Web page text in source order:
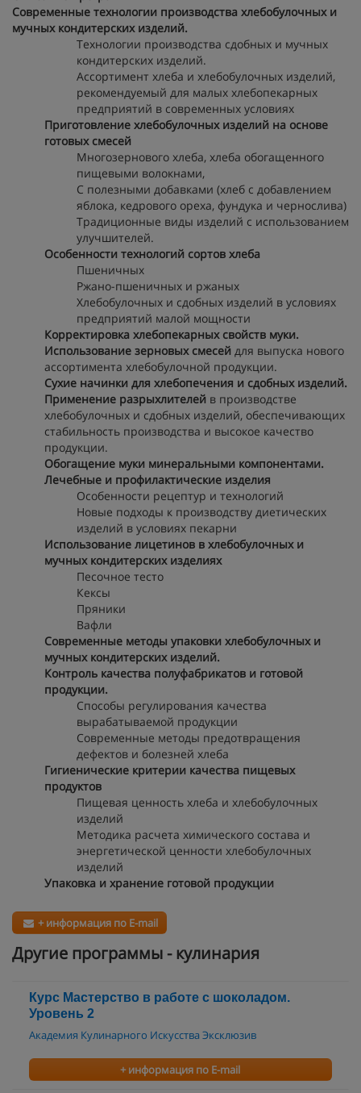
Современные технологии производства хлебобулочных и
мучных кондитерских изделий.
Технологии производства сдобных и мучных
кондитерских изделий.
Ассортимент хлеба и хлебобулочных изделий,
рекомендуемый для малых хлебопекарных
предприятий в современных условиях
Приготовление хлебобулочных изделий на основе
готовых смесей
Многозернового хлеба, хлеба обогащенного
пищевыми волокнами,
С полезными добавками (хлеб с добавлением
яблока, кедрового ореха, фундука и чернослива)
Традиционные виды изделий с использованием
улучшителей.
Особенности технологий сортов хлеба
Пшеничных
Ржано-пшеничных и ржаных
Хлебобулочных и сдобных изделий в условиях
предприятий малой мощности
Корректировка хлебопекарных свойств муки.
Использование зерновых смесей для выпуска нового
ассортимента хлебобулочной продукции.
Сухие начинки для хлебопечения и сдобных изделий.
Применение разрыхлителей в производстве
хлебобулочных и сдобных изделий, обеспечивающих
стабильность производства и высокое качество
продукции.
Обогащение муки минеральными компонентами.
Лечебные и профилактические изделия
Особенности рецептур и технологий
Новые подходы к производству диетических
изделий в условиях пекарни
Использование лицетинов в хлебобулочных и
мучных кондитерских изделиях
Песочное тесто
Кексы
Пряники
Вафли
Современные методы упаковки хлебобулочных и
мучных кондитерских изделий.
Контроль качества полуфабрикатов и готовой
продукции.
Способы регулирования качества
вырабатываемой продукции
Современные методы предотвращения
дефектов и болезней хлеба
Гигиенические критерии качества пищевых
продуктов
Пищевая ценность хлеба и хлебобулочных
изделий
Методика расчета химического состава и
энергетической ценности хлебобулочных
изделий
Упаковка и хранение готовой продукции
+ информация по E-mail
Другие программы - кулинария
Курс Мастерство в работе с шоколадом.
Уровень 2
Академия Кулинарного Искусства Эксклюзив
+ информация по E-mail